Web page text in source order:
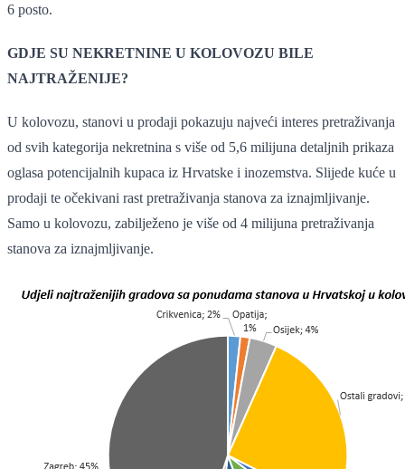
6 posto.
GDJE SU NEKRETNINE U KOLOVOZU BILE
NAJTRAŽENIJE?
U kolovozu, stanovi u prodaji pokazuju najveći interes pretraživanja
od svih kategorija nekretnina s više od 5,6 milijuna detaljnih prikaza
oglasa potencijalnih kupaca iz Hrvatske i inozemstva. Slijede kuće u
prodaji te očekivani rast pretraživanja stanova za iznajmljivanje.
Samo u kolovozu, zabilježeno je više od 4 milijuna pretraživanja
stanova za iznajmljivanje.